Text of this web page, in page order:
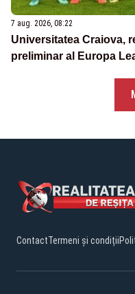
7 aug. 2026, 08:22
Universitatea Craiova,
preliminar al Europa
ContactTermeni și condiții